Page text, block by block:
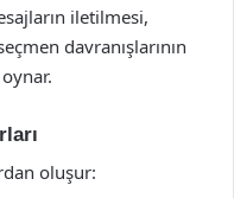
iletilmesi,
davranışlarının
oluşur: